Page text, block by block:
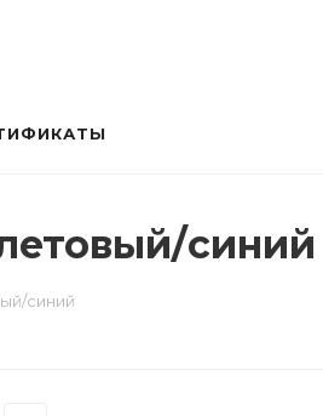
синий
синий